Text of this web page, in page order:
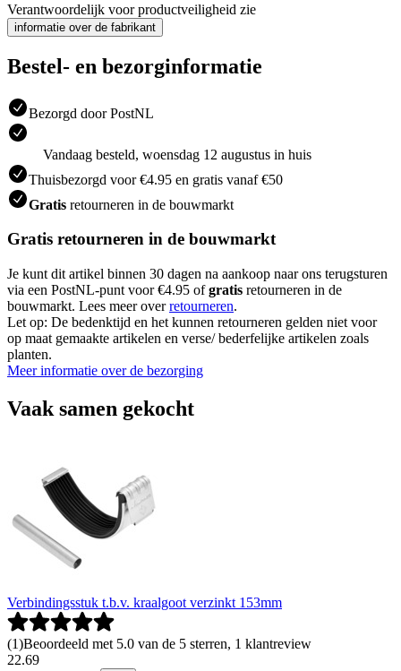
Verantwoordelijk voor productveiligheid zie
informatie over de fabrikant
Bestel- en bezorginformatie
Bezorgd door PostNL
Vandaag besteld, woensdag 12 augustus in huis
Thuisbezorgd voor €4.95 en gratis vanaf €50
Gratis retourneren in de bouwmarkt
Gratis retourneren in de bouwmarkt
Je kunt dit artikel binnen 30 dagen na aankoop naar ons terugsturen
via een PostNL-punt voor €4.95 ofgratis retourneren in de
bouwmarkt. Lees meer overretourneren.
Let op: De bedenktijd en het kunnen retourneren gelden niet voor
op maat gemaakte artikelen en verse/ bederfelijke artikelen zoals
planten.
Meer informatie over de bezorging
Vaak samen gekocht
Verbindingsstuk t.b.v. kraalgoot verzinkt 153mm
(1)Beoordeeld met 5.0 van de 5 sterren, 1 klantreview
22.69